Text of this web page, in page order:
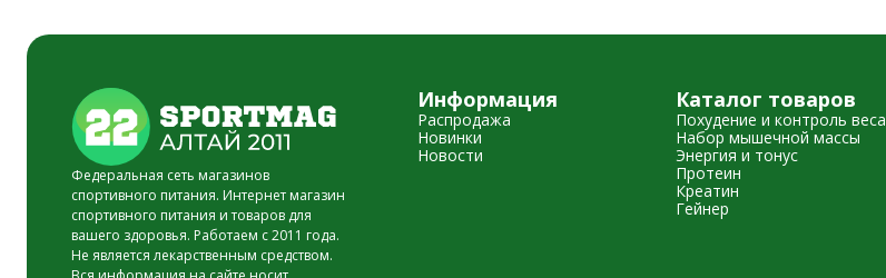
Федеральная сеть магазинов
спортивного питания. Интернет магазин
спортивного питания и товаров для
вашего здоровья. Работаем с 2011 года.
Не является лекарственным средством.
Информация
Распродажа
Новинки
Новости
Каталог товаров
Похудение и контроль веса
Набор мышечной массы
Энергия и тонус
Протеин
Креатин
Гейнер